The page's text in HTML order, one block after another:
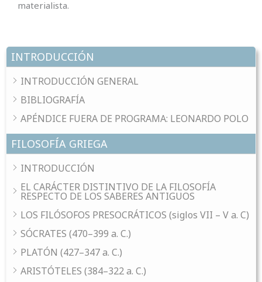
INTRODUCCIÓN
INTRODUCCIÓN GENERAL
BIBLIOGRAFÍA
APÉNDICE FUERA DE PROGRAMA: LEONARDO POLO
FILOSOFÍA GRIEGA
INTRODUCCIÓN
EL CARÁCTER DISTINTIVO DE LA FILOSOFÍA
RESPECTO DE LOS SABERES ANTIGUOS
LOS FILÓSOFOS PRESOCRÁTICOS (siglos VII – V a. C)
SÓCRATES (470–399 a. C.)
PLATÓN (427–347 a. C.)
ARISTÓTELES (384–322 a. C.)
materialista.